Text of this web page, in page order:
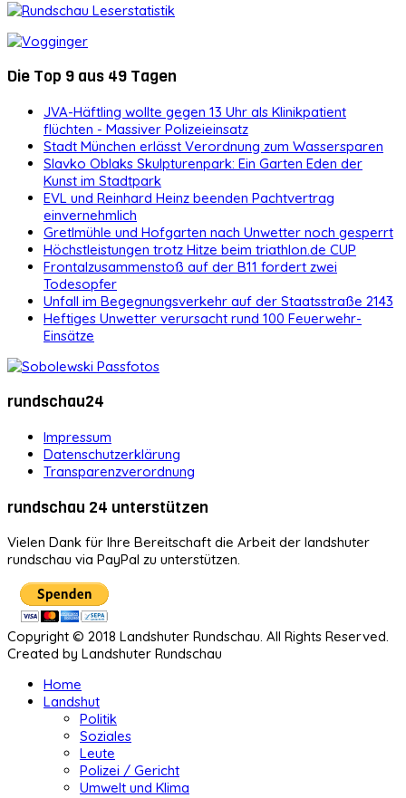
Die Top 9 aus 49 Tagen
JVA-Häftling wollte gegen 13 Uhr als Klinikpatient
flüchten - Massiver Polizeieinsatz
Stadt München erlässt Verordnung zum Wassersparen
Slavko Oblaks Skulpturenpark: Ein Garten Eden der
Kunst im Stadtpark
EVL und Reinhard Heinz beenden Pachtvertrag
einvernehmlich
Gretlmühle und Hofgarten nach Unwetter noch gesperrt
Höchstleistungen trotz Hitze beim triathlon.de CUP
Frontalzusammenstoß auf der B11 fordert zwei
Todesopfer
Unfall im Begegnungsverkehr auf der Staatsstraße 2143
Heftiges Unwetter verursacht rund 100 Feuerwehr-
Einsätze
rundschau24
Impressum
Datenschutzerklärung
Transparenzverordnung
rundschau 24 unterstützen
Vielen Dank für Ihre Bereitschaft die Arbeit der landshuter
rundschau via PayPal zu unterstützen.
Copyright © 2018 Landshuter Rundschau. All Rights Reserved.
Created by Landshuter Rundschau
Home
Landshut
Politik
Soziales
Leute
Polizei / Gericht
Umwelt und Klima